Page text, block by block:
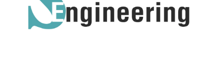
замовника
Сервісне обслуговування
Управління проєктами
Інфраструктура
Хімічна промисловість
Цементна промисловість
Вакансії
Стажування
КОНТАКТИ